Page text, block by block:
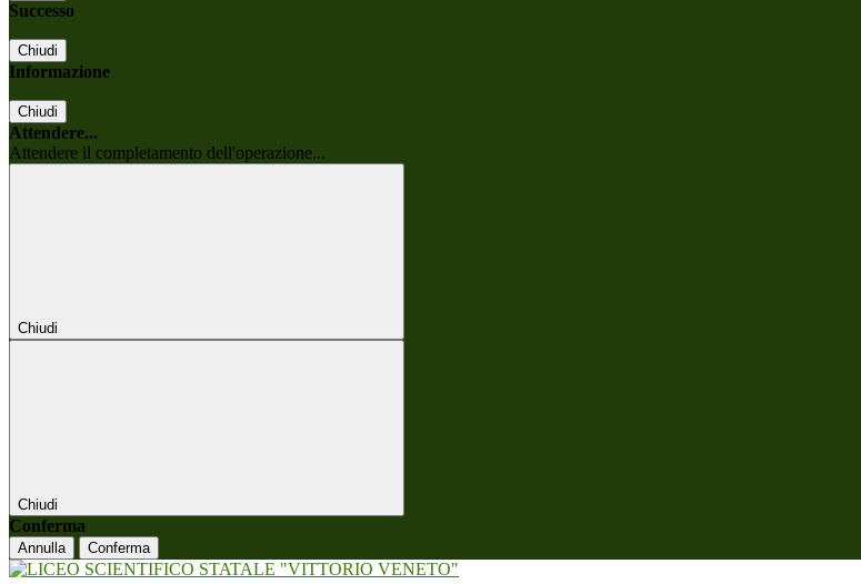
Successo
Chiudi
Informazione
Chiudi
Attendere...
Attendere il completamento dell'operazione...
Chiudi
Chiudi
Conferma
Annulla Conferma